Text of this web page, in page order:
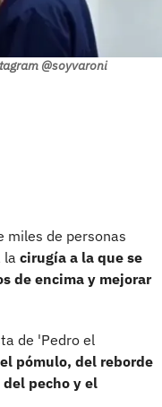
@soyvaroni
miles de personas
la cirugía a la que se
de encima y mejorar
de 'Pedro el
pómulo, del reborde
pecho y el